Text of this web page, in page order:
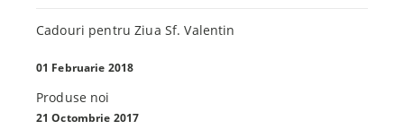
Cadouri pentru Ziua Sf. Valentin
01 Februarie 2018
Produse noi
21 Octombrie 2017